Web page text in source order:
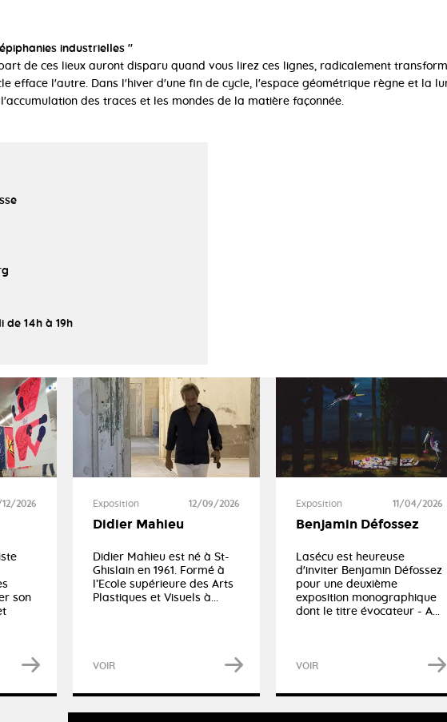
industrielles "
de ces lieux auront disparu quand vous lirez ces lignes, radicalement
efface l'autre. Dans l'hiver d'une fin de cycle, l'espace géométrique règne et la
des traces et les mondes de la matière façonnée.
de 14h à 19h
2026
son
Exposition 12/09/2026
Didier Mahieu
Didier Mahieu est né à St-
Ghislain en 1961. Formé à
l’Ecole supérieure des Arts
Plastiques et Visuels à...
VOIR
Exposition 11/04/2026
Benjamin Défossez
Lasécu est heureuse
d'inviter Benjamin Défossez
pour une deuxième
exposition monographique
dont le titre évocateur - A...
VOIR